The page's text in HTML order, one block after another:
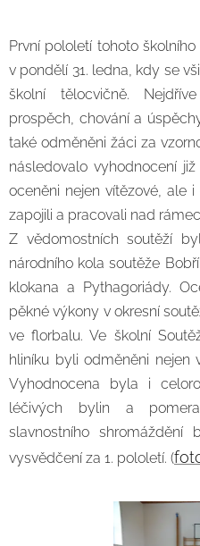
První pololetí tohoto
v pondělí 31. ledna, kdy se
školní tělocvičně.
prospěch, chování a
také odměněni žáci za
následovalo vyhodnocení
oceněni nejen vítězové, ale
zapojili a pracovali nad
Z vědomostních soutěží
národního kola soutěže
klokana a Pythagoriády.
pěkné výkony v okresní
ve florbalu. Ve školní
hliníku byli odměněni nejen
Vyhodnocena byla i
léčivých bylin a
slavnostního
vysvědčení za 1. pololetí. (